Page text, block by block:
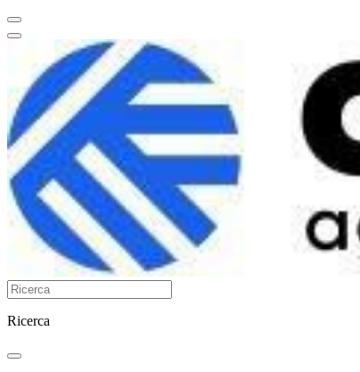
Ricerca